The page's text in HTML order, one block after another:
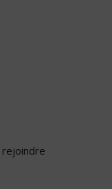
rejoindre